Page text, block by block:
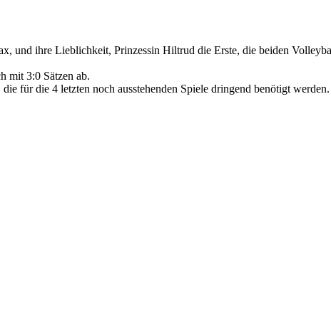
und ihre Lieblichkeit, Prinzessin Hiltrud die Erste, die beiden
mit 3:0 Sätzen ab.
für die 4 letzten noch ausstehenden Spiele dringend benötigt werden.